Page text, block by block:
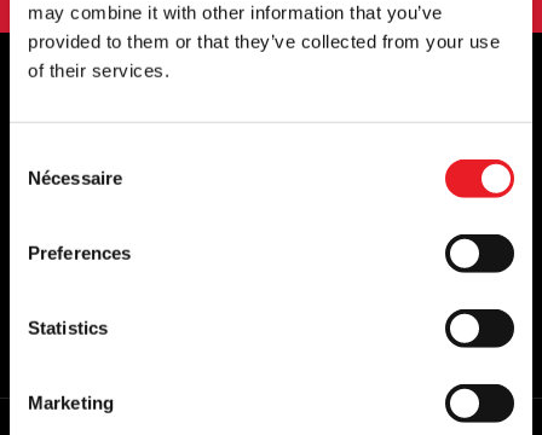
may combine it with other information that you’ve
provided to them or that they’ve collected from your use
of their services.
Selection
Nécessaire
Preferences
Statistics
Marketing
STOCKISTES OFFICIELS DU ROYAUME-